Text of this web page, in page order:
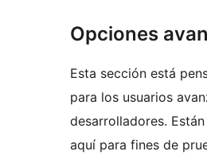
Opciones
Esta sección está
para los usuarios
desarrolladores.
aquí para fines de